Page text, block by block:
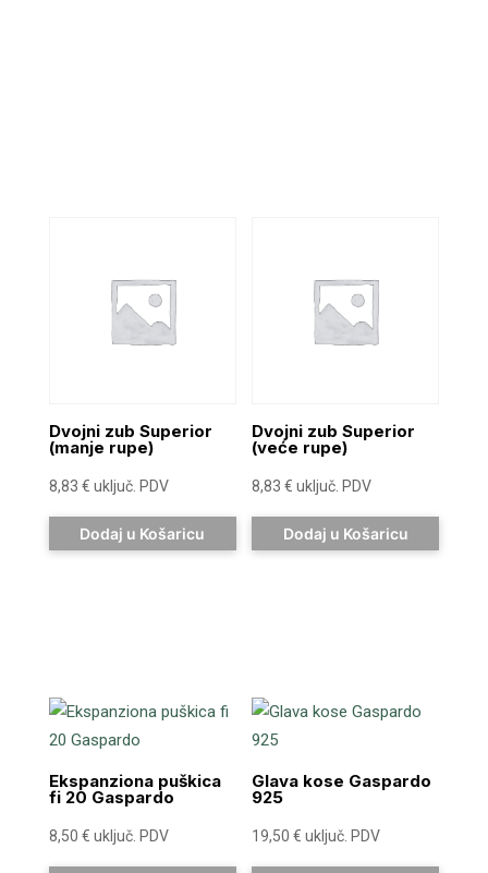
Dvojni zub Superior
(manje rupe)
8,83 € uključ. PDV
Dodaj u Košaricu
Dvojni zub Superior
(veće rupe)
8,83€ uključ. PDV
Dodaj u Košaricu
Ekspanziona puškica
fi 20 Gaspardo
8,50 € uključ. PDV
Glava kose Gaspardo
925
19,50€ uključ. PDV